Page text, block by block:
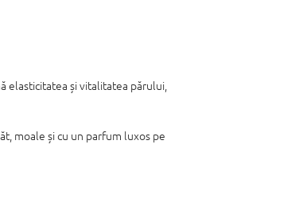
elasticitatea și vitalitatea părului,
moale și cu un parfum luxos pe